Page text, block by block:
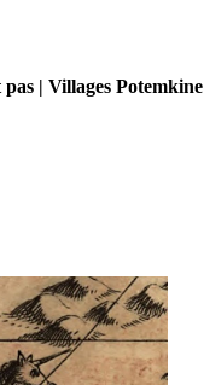
| Villages Potemkine